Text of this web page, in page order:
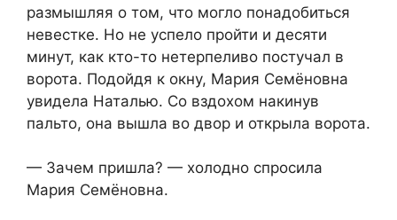
размышляя о том, что могло понадобиться
невестке. Но не успело пройти и десяти
минут, как кто-то нетерпеливо постучал в
ворота. Подойдя к окну, Мария Семёновна
увидела Наталью. Со вздохом накинув
пальто, она вышла во двор и открыла ворота.
— Зачем пришла? — холодно спросила
Мария Семёновна.